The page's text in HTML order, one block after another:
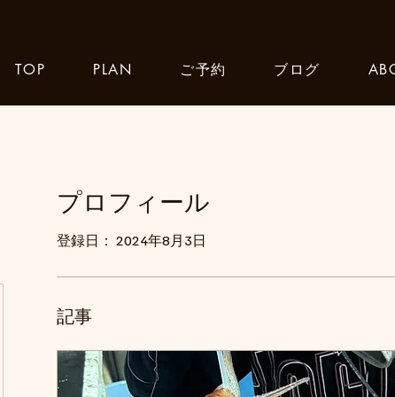
TOP PLAN ご予約 ブログ
プロフィール
登録日： 2024年8月3日
記事